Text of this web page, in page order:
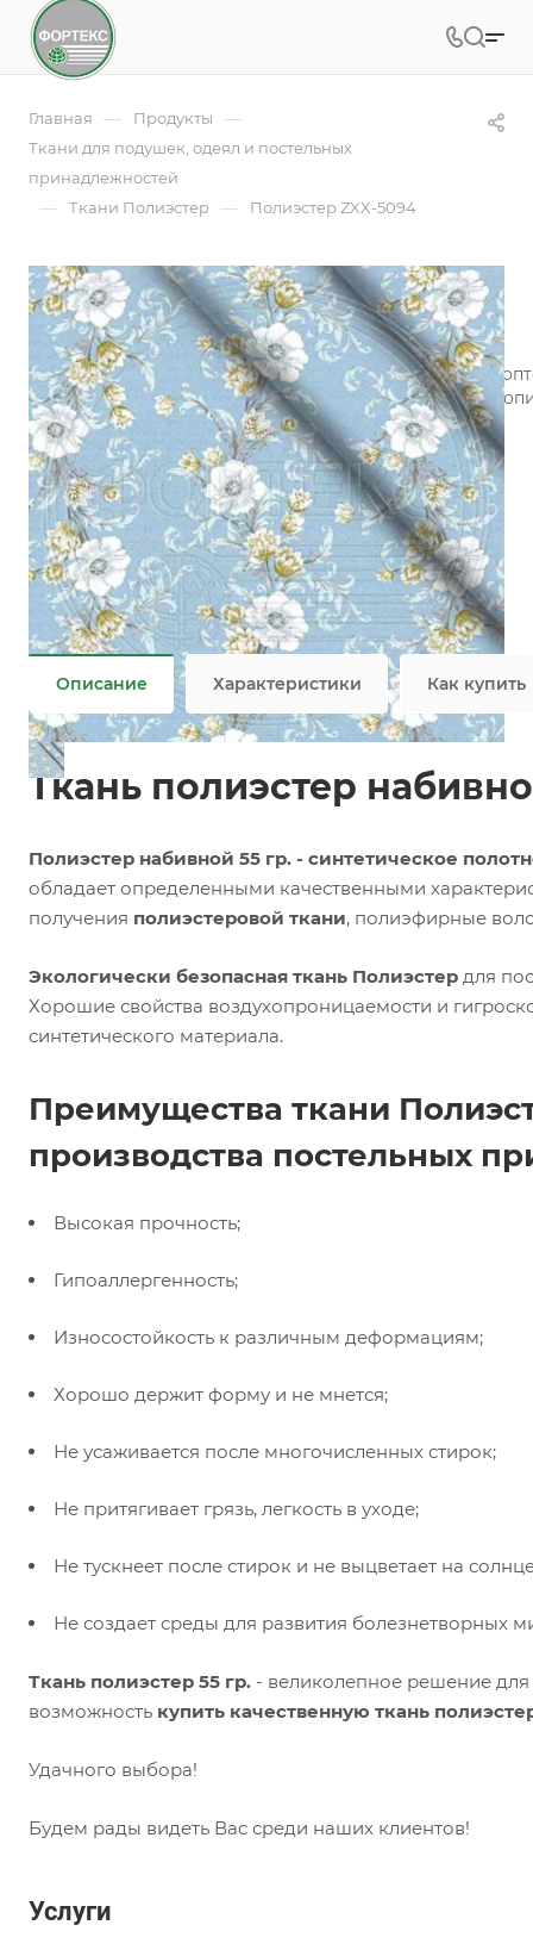
Главная — Продукты —
Ткани для подушек, одеял и постельных
принадлежностей
— Ткани Полиэстер — Полиэстер ZXX-5094
Полиэстер ZXX-5094
Арт.ZXX-5094
Экологически безопасная ткань полиэстер дешевый
Хорошие свойства воздухопроницаемости и
материала - 55 гр.
Подробности
Заказать
Задать вопрос
Ткань Полэстер оптовая продажа
Не является публичной офертой
Описание Характеристики Как купить
Ткань полиэстер
Полиэстер набивной 55 гр. - синтетическое
обладает определенными качественными
получения полиэстеровой ткани, полиэфирные
Экологически безопасная ткань Полиэстер для
Хорошие свойства воздухопроницаемости и
синтетического материала.
Преимущества ткани
производства постельных
Высокая прочность;
Гипоаллергенность;
Износостойкость к различным деформациям;
Хорошо держит форму и не мнется;
Не усаживается после многочисленных стирок;
Не притягивает грязь, легкость в уходе;
Не тускнеет после стирок и не выцветает на
Не создает среды для развития болезнетворных
Ткань полиэстер 55 гр. - великолепное решение
возможность купить качественную ткань
Удачного выбора!
Будем рады видеть Вас среди наших клиентов!
Услуги